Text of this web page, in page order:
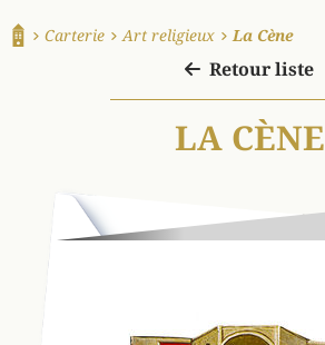
Carterie Art religieux La Cène
Retour liste
LA CÈNE